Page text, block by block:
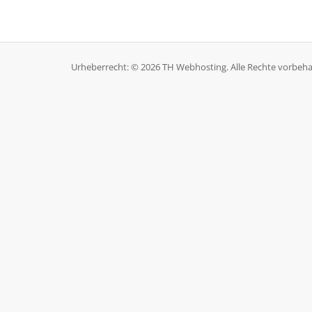
Urheberrecht: © 2026 TH Webhosting. Alle Rechte